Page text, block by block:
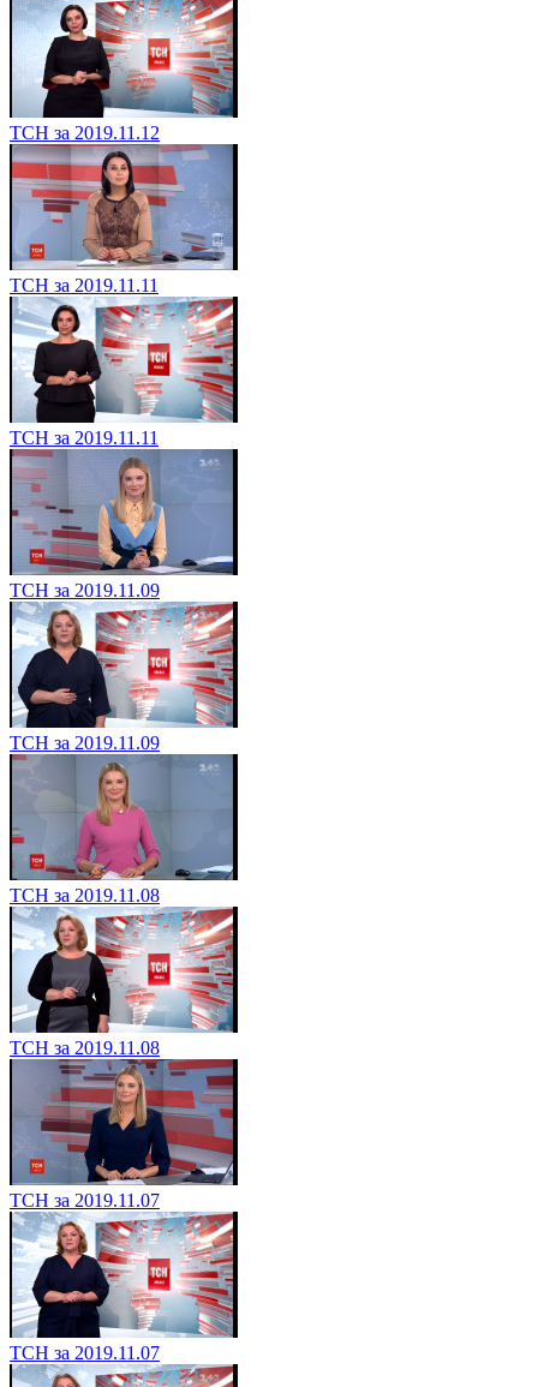
ТСН за 2019.11.12
ТСН за 2019.11.11
ТСН за 2019.11.11
ТСН за 2019.11.09
ТСН за 2019.11.09
ТСН за 2019.11.08
ТСН за 2019.11.08
ТСН за 2019.11.07
ТСН за 2019.11.07